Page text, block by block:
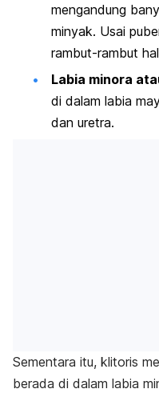
mengandung
minyak. Usai
rambut-rambut
Labia minora
di dalam labia
dan uretra.
Sementara itu, klitoris
berada di dalam labia